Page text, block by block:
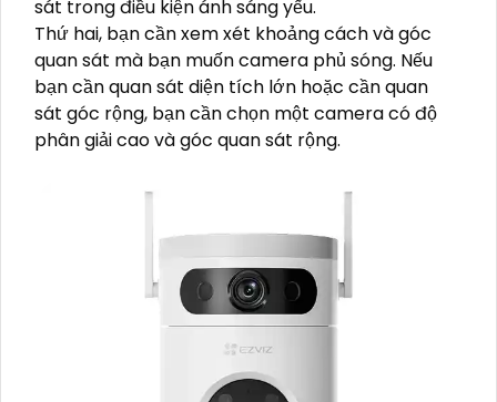
sát trong điều kiện ánh sáng yếu.
Thứ hai, bạn cần xem xét khoảng cách và góc
quan sát mà bạn muốn camera phủ sóng. Nếu
bạn cần quan sát diện tích lớn hoặc cần quan
sát góc rộng, bạn cần chọn một camera có độ
phân giải cao và góc quan sát rộng.